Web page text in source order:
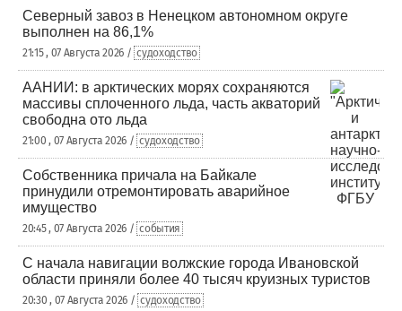
Северный завоз в Ненецком автономном округе
выполнен на 86,1%
21:15 , 07 Августа 2026 / судоходство
ААНИИ: в арктических морях сохраняются
массивы сплоченного льда, часть акваторий
свободна ото льда
21:00 , 07 Августа 2026 / судоходство
Собственника причала на Байкале
принудили отремонтировать аварийное
имущество
20:45 , 07 Августа 2026 / события
С начала навигации волжские города Ивановской
области приняли более 40 тысяч круизных туристов
20:30 , 07 Августа 2026 / судоходство